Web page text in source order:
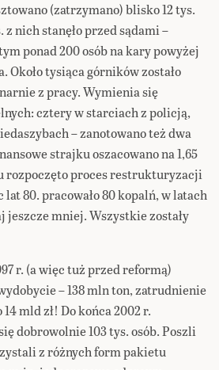
(zatrzymano) blisko 12 tys.
nich stanęło przed sądami –
ponad 200 osób na kary powyżej
Około tysiąca górników zostało
z pracy. Wymienia się
cztery w starciach z policją,
– zanotowano też dwa
strajku oszacowano na 1,65
rozpoczęto proces restrukturyzacji
80. pracowało 80 kopalń, w latach
jeszcze mniej. Wszystkie zostały
r. (a więc tuż przed reformą)
– 138 mln ton, zatrudnienie
mld zł! Do końca 2002 r.
dobrowolnie 103 tys. osób. Poszli
z różnych form pakietu